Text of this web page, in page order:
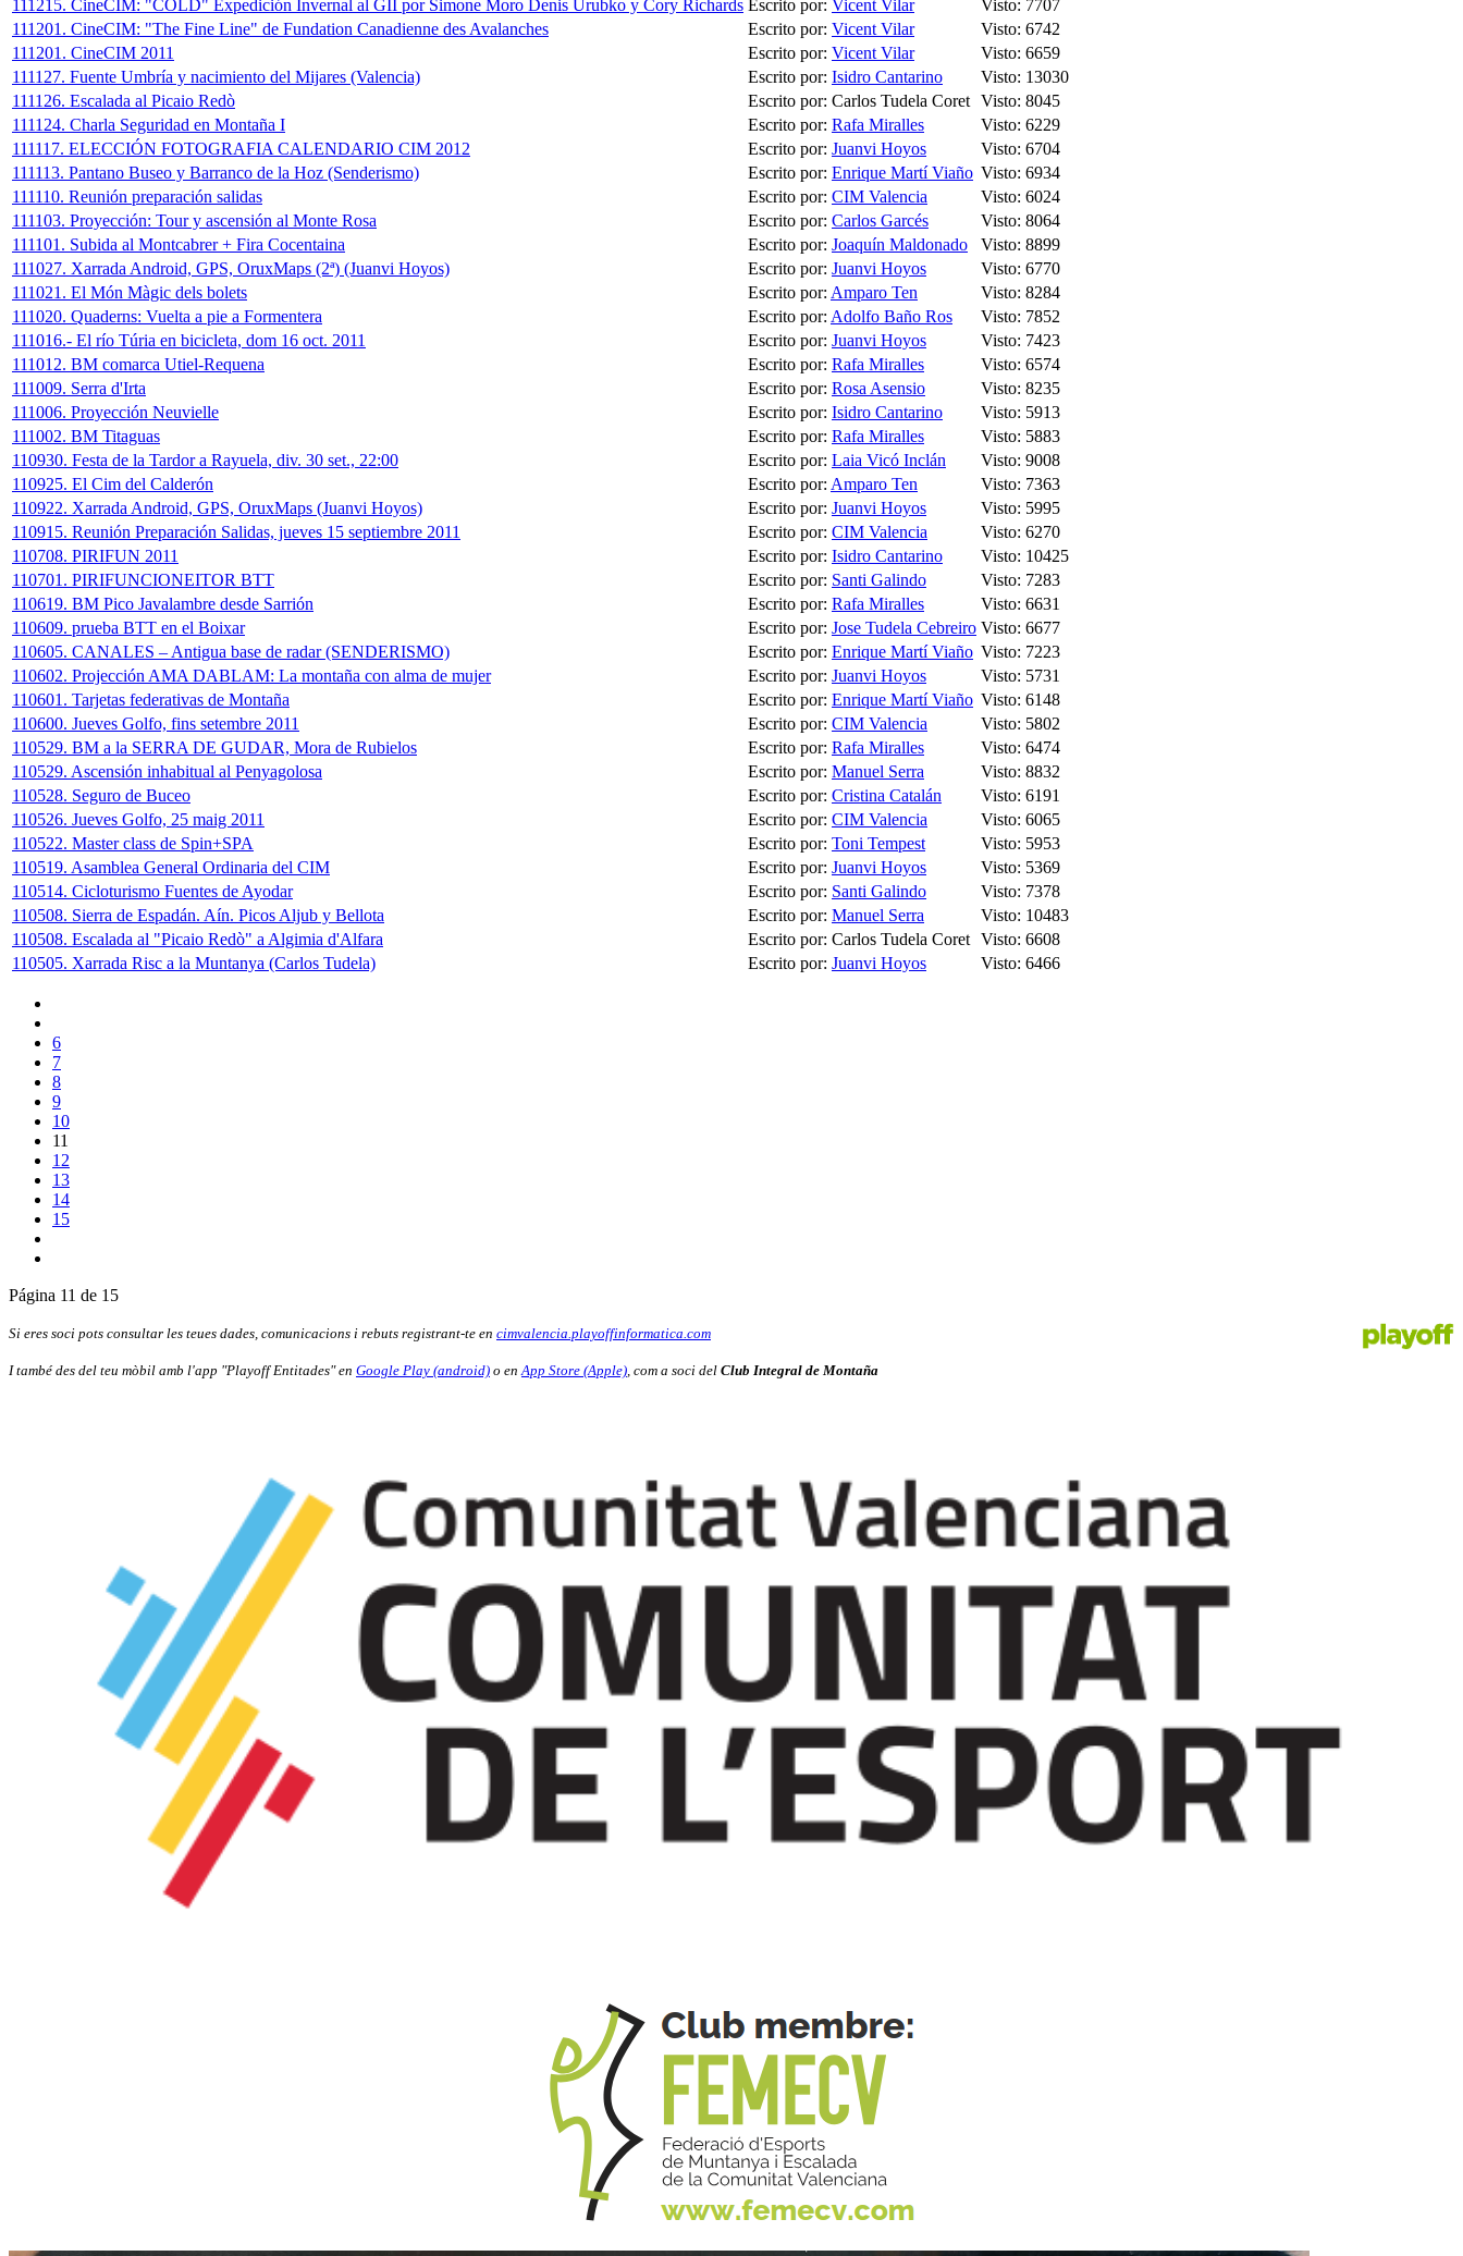
111215. CineCIM: "COLD" Expedición Invernal al GII por Simone Moro Denis Urubko y Cory Richards Escrito por: Vicent Vilar
Visto: 7707
111201. CineCIM: "The Fine Line" de Fundation Canadienne des Avalanches
Escrito por: Vicent Vilar
Visto: 6742
111201. CineCIM 2011
Escrito por: Vicent Vilar
Visto: 6659
111127. Fuente Umbría y nacimiento del Mijares (Valencia)
Escrito por: Isidro Cantarino
Visto: 13030
111126. Escalada al Picaio Redò
Escrito por: Carlos Tudela Coret Visto: 8045
111124. Charla Seguridad en Montaña I
Escrito por: Rafa Miralles
Visto: 6229
111117. ELECCIÓN FOTOGRAFIA CALENDARIO CIM 2012
Escrito por: Juanvi Hoyos
Visto: 6704
111113. Pantano Buseo y Barranco de la Hoz (Senderismo)
Escrito por: Enrique Martí Viaño Visto: 6934
111110. Reunión preparación salidas
Escrito por: CIM Valencia
Visto: 6024
111103. Proyección: Tour y ascensión al Monte Rosa
Escrito por: Carlos Garcés
Visto: 8064
111101. Subida al Montcabrer + Fira Cocentaina
Escrito por: Joaquín Maldonado
Visto: 8899
111027. Xarrada Android, GPS, OruxMaps (2ª) (Juanvi Hoyos)
Escrito por: Juanvi Hoyos
Visto: 6770
111021. El Món Màgic dels bolets
Escrito por: Amparo Ten
Visto: 8284
111020. Quaderns: Vuelta a pie a Formentera
Escrito por: Adolfo Baño Ros
Visto: 7852
111016.- El río Túria en bicicleta, dom 16 oct. 2011
Escrito por: Juanvi Hoyos
Visto: 7423
111012. BM comarca Utiel-Requena
Escrito por: Rafa Miralles
Visto: 6574
111009. Serra d'Irta
Escrito por: Rosa Asensio
Visto: 8235
111006. Proyección Neuvielle
Escrito por: Isidro Cantarino
Visto: 5913
111002. BM Titaguas
Escrito por: Rafa Miralles
Visto: 5883
110930. Festa de la Tardor a Rayuela, div. 30 set., 22:00
Escrito por: Laia Vicó Inclán
Visto: 9008
110925. El Cim del Calderón
Escrito por: Amparo Ten
Visto: 7363
110922. Xarrada Android, GPS, OruxMaps (Juanvi Hoyos)
Escrito por: Juanvi Hoyos
Visto: 5995
110915. Reunión Preparación Salidas, jueves 15 septiembre 2011
Escrito por: CIM Valencia
Visto: 6270
110708. PIRIFUN 2011
Escrito por: Isidro Cantarino
Visto: 10425
110701. PIRIFUNCIONEITOR BTT
Escrito por: Santi Galindo
Visto: 7283
110619. BM Pico Javalambre desde Sarrión
Escrito por: Rafa Miralles
Visto: 6631
110609. prueba BTT en el Boixar
Escrito por: Jose Tudela Cebreiro Visto: 6677
110605. CANALES – Antigua base de radar (SENDERISMO)
Escrito por: Enrique Martí Viaño Visto: 7223
110602. Projección AMA DABLAM: La montaña con alma de mujer
Escrito por: Juanvi Hoyos
Visto: 5731
110601. Tarjetas federativas de Montaña
Escrito por: Enrique Martí Viaño Visto: 6148
110600. Jueves Golfo, fins setembre 2011
Escrito por: CIM Valencia
Visto: 5802
110529. BM a la SERRA DE GUDAR, Mora de Rubielos
Escrito por: Rafa Miralles
Visto: 6474
110529. Ascensión inhabitual al Penyagolosa
Escrito por: Manuel Serra
Visto: 8832
110528. Seguro de Buceo
Escrito por: Cristina Catalán
Visto: 6191
110526. Jueves Golfo, 25 maig 2011
Escrito por: CIM Valencia
Visto: 6065
110522. Master class de Spin+SPA
Escrito por: Toni Tempest
Visto: 5953
110519. Asamblea General Ordinaria del CIM
Escrito por: Juanvi Hoyos
Visto: 5369
110514. Cicloturismo Fuentes de Ayodar
Escrito por: Santi Galindo
Visto: 7378
110508. Sierra de Espadán. Aín. Picos Aljub y Bellota
Escrito por: Manuel Serra
Visto: 10483
110508. Escalada al "Picaio Redò" a Algimia d'Alfara
Escrito por: Carlos Tudela Coret Visto: 6608
110505. Xarrada Risc a la Muntanya (Carlos Tudela)
Escrito por: Juanvi Hoyos Visto: 6466
6
7
8
9
10
11
12
13
14
15
Página 11 de 15
Si eres soci pots consultar les teues dades, comunicacions i rebuts registrant-te en cimvalencia.playoffinformatica.com
I també des del teu mòbil amb l'app "Playoff Entitades" en Google Play (android) o enApp Store (Apple), com a soci del Club Integral de Montaña